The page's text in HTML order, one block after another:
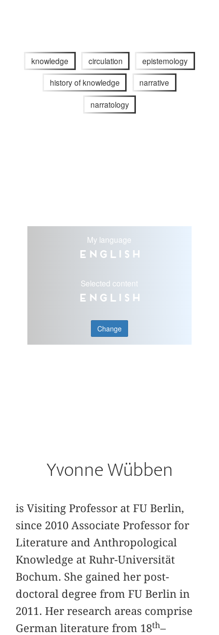
knowledge circulation epistemology
history of knowledge narrative
narratology
My language
English
Selected content
English
Change
Yvonne Wübben
is Visiting Professor at FU Berlin,
since 2010 Associate Professor for
Literature and Anthropological
Knowledge at Ruhr-Universität
Bochum. She gained her post-
doctoral degree from FU Berlin in
2011. Her research areas comprise
German literature from 18th–